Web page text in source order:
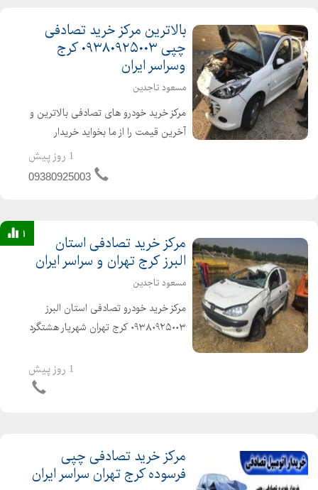
بالاترین مرکز خرید تصادفی
چپی ۰۹۳۸۰۹۲۵۰۰۳ کرج
وسراسر ایران
مسعود تاجدین
مرکز خرید خودرو های تصادفی بالاترین و
آخرین قیمت را از ما بخواید خریدار
تصادفی کرج خریدار فرسوده در کرج
خریدار چپی کرج خریدار تصادفی تهران
1 روز پیش
09380925003
1
مرکز خرید تصادفی استان
البرز کرج تهران و سراسر ایران
مسعود تاجدین
مرکز خرید خودرو تصادفی استان البرز
۰۹۳۸۰۹۲۵۰۰۳ کرج تهران شهریار هشتگرد
ما بگیرید تصادفی چپی فرسوده اوراقی
1 روز پیش
مرکز خرید تصادفی چپی
فرسوده کرج تهران سراسر ایران